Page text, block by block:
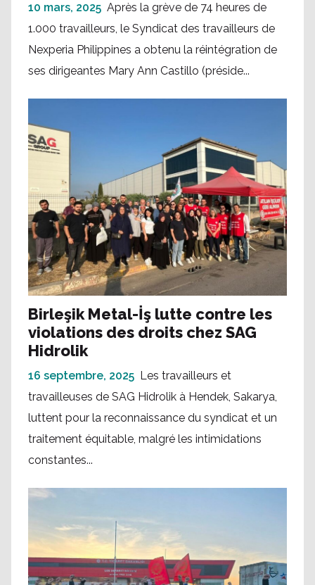
10 mars, 2025 Après la grève de 74 heures de
1.000 travailleurs, le Syndicat des travailleurs de
Nexperia Philippines a obtenu la réintégration de
ses dirigeantes Mary Ann Castillo (préside...
Birleşik Metal-İş lutte contre les
violations des droits chez SAG
Hidrolik
16 septembre, 2025 Les travailleurs et
travailleuses de SAG Hidrolik à Hendek, Sakarya,
luttent pour la reconnaissance du syndicat et un
traitement équitable, malgré les intimidations
constantes...